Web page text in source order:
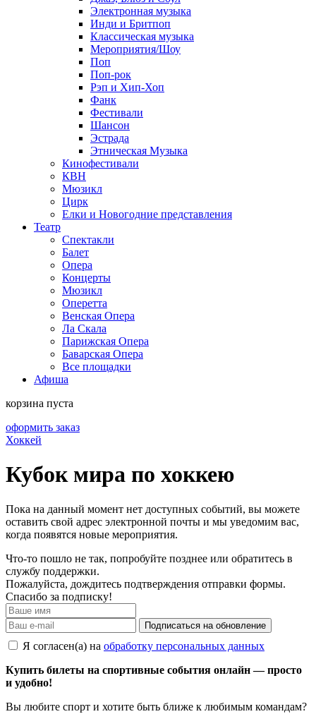
Электронная музыка
Инди и Бритпоп
Классическая музыка
Мероприятия/Шоу
Поп
Поп-рок
Рэп и Хип-Хоп
Фанк
Фестивали
Шансон
Эстрада
Этническая Музыка
Кинофестивали
КВН
Мюзикл
Цирк
Елки и Новогодние представления
Театр
Спектакли
Балет
Опера
Концерты
Мюзикл
Оперетта
Венская Опера
Ла Скала
Парижская Опера
Баварская Опера
Все площадки
Афиша
корзина пуста
оформить заказ
Хоккей
Кубок мира по хоккею
Пока на данный момент нет доступных событий, вы можете
оставить свой адрес электронной почты и мы уведомим вас,
когда появятся новые мероприятия.
Что-то пошло не так, попробуйте позднее или обратитесь в
службу поддержки.
Пожалуйста, дождитесь подтверждения отправки формы.
Спасибо за подписку!
Подписаться на обновление
Я согласен(а) на обработку персональных данных
Купить билеты на спортивные события онлайн — просто
и удобно!
Вы любите спорт и хотите быть ближе к любимым командам?